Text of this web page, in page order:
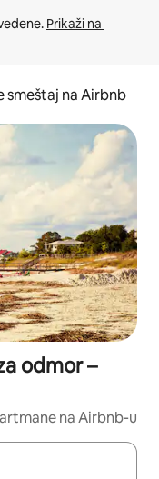
Prikaži na
smeštaj na Airbnb
odmor –
na Airbnb-u
krećete kroz njih